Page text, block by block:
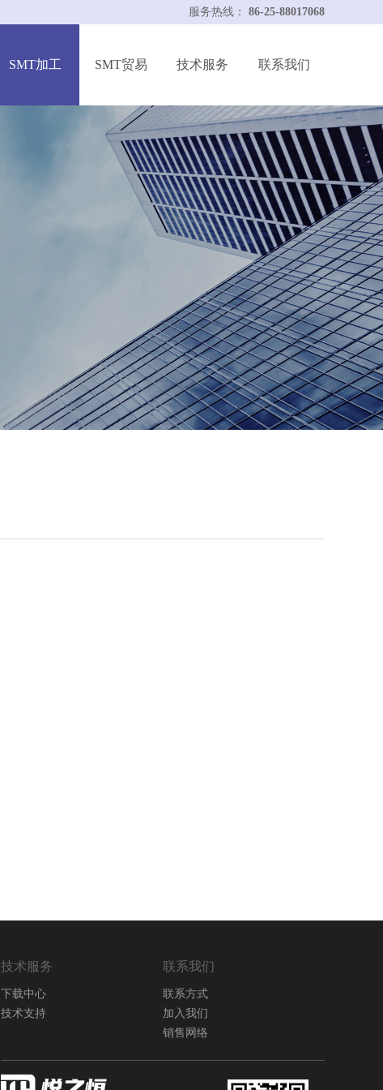
服务热线： 86-25-88017068
SMT加工 SMT贸易 技术服务 联系我们
技术服务
下载中心
技术支持
联系我们
联系方式
加入我们
销售网络